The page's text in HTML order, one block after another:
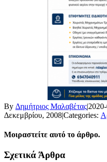
By Δημήτριος Μαλαβέτας|
Δεκεμβρίου, 2008|Categories:
Μοιραστείτε αυτό το άρθρο.
Facebook
X
LinkedIn
WhatsApp
Email
Σχετικά Άρθρα